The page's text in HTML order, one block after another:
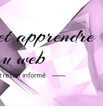
apprendre
web
rester informé